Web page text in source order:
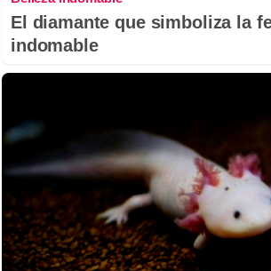
El diamante que simboliza la
indomable